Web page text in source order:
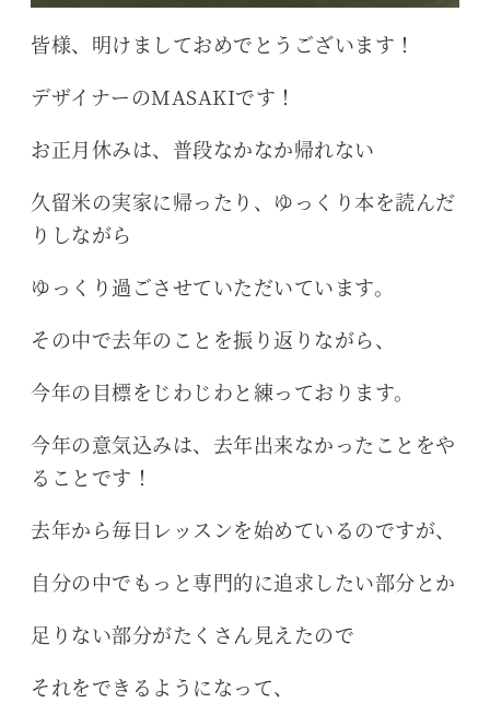
皆様、明けましておめでとうございます！
デザイナーのMASAKIです！
お正月休みは、普段なかなか帰れない
久留米の実家に帰ったり、ゆっくり本を読んだ
りしながら
ゆっくり過ごさせていただいています。
その中で去年のことを振り返りながら、
今年の目標をじわじわと練っております。
今年の意気込みは、去年出来なかったことをや
ることです！
去年から毎日レッスンを始めているのですが、
自分の中でもっと専門的に追求したい部分とか
足りない部分がたくさん見えたので
それをできるようになって、